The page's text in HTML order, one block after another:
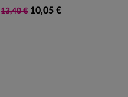
13,40 € 10,05 €